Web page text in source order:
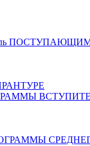
ПОСТУПАЮЩИМ